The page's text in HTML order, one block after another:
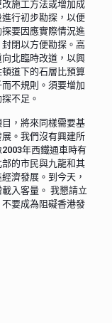
施工方法或增加成
行初步勘探，以便
要因應實際情況進
閉以方便勘探。高
北臨時改道，以興
道下的石層比預算
不規則。須要增加
不足。
，將來同樣需要基
。我們沒有興建所
年西鐵通車時有
的市民與九龍和其
濟發展。到今天，
入客量。 我懇請立
要成為阻礙香港發